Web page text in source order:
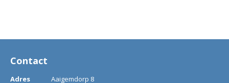
Contact
Adres Aaigemdorp 8